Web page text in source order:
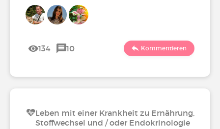
134 10 Kommentieren
Leben mit einer Krankheit zu Ernährung,
Stoffwechsel und / oder Endokrinologie